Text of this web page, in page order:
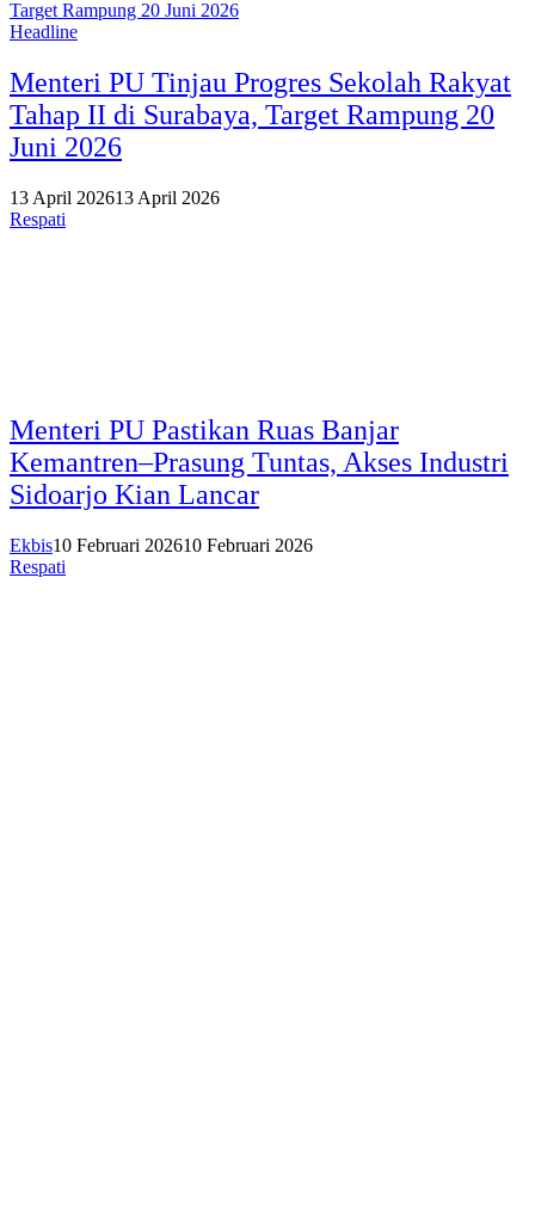
Headline
Menteri PU Tinjau Progres Sekolah Rakyat
Tahap II di Surabaya, Target Rampung 20
Juni 2026
13 April 202613 April 2026
Respati
Menteri PU Pastikan Ruas Banjar
Kemantren–Prasung Tuntas, Akses Industri
Sidoarjo Kian Lancar
Ekbis10 Februari 202610 Februari 2026
Respati